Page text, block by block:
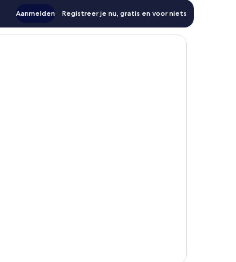
Aanmelden Registreer je nu, gratis en voor niets